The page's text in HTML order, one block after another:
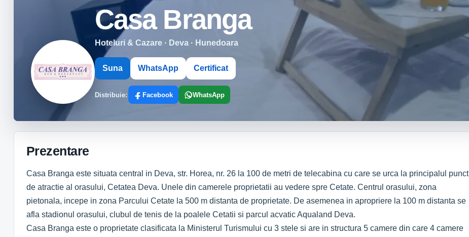
Casa Branga
Hoteluri & Cazare · Deva · Hunedoara
Suna WhatsApp Certificat
Distribuie: Facebook WhatsApp
Prezentare
Casa Branga este situata central in Deva, str. Horea, nr. 26 la 100 de metri de telecabina cu care se urca la principalul punct
de atractie al orasului, Cetatea Deva. Unele din camerele proprietatii au vedere spre Cetate. Centrul orasului, zona
pietonala, incepe in zona Parcului Cetate la 500 m distanta de proprietate. De asemenea in apropriere la 100 m distanta se
afla stadionul orasului, clubul de tenis de la poalele Cetatii si parcul acvatic Aqualand Deva.
Casa Branga este o proprietate clasificata la Ministerul Turismului cu 3 stele si are in structura 5 camere din care 4 camere